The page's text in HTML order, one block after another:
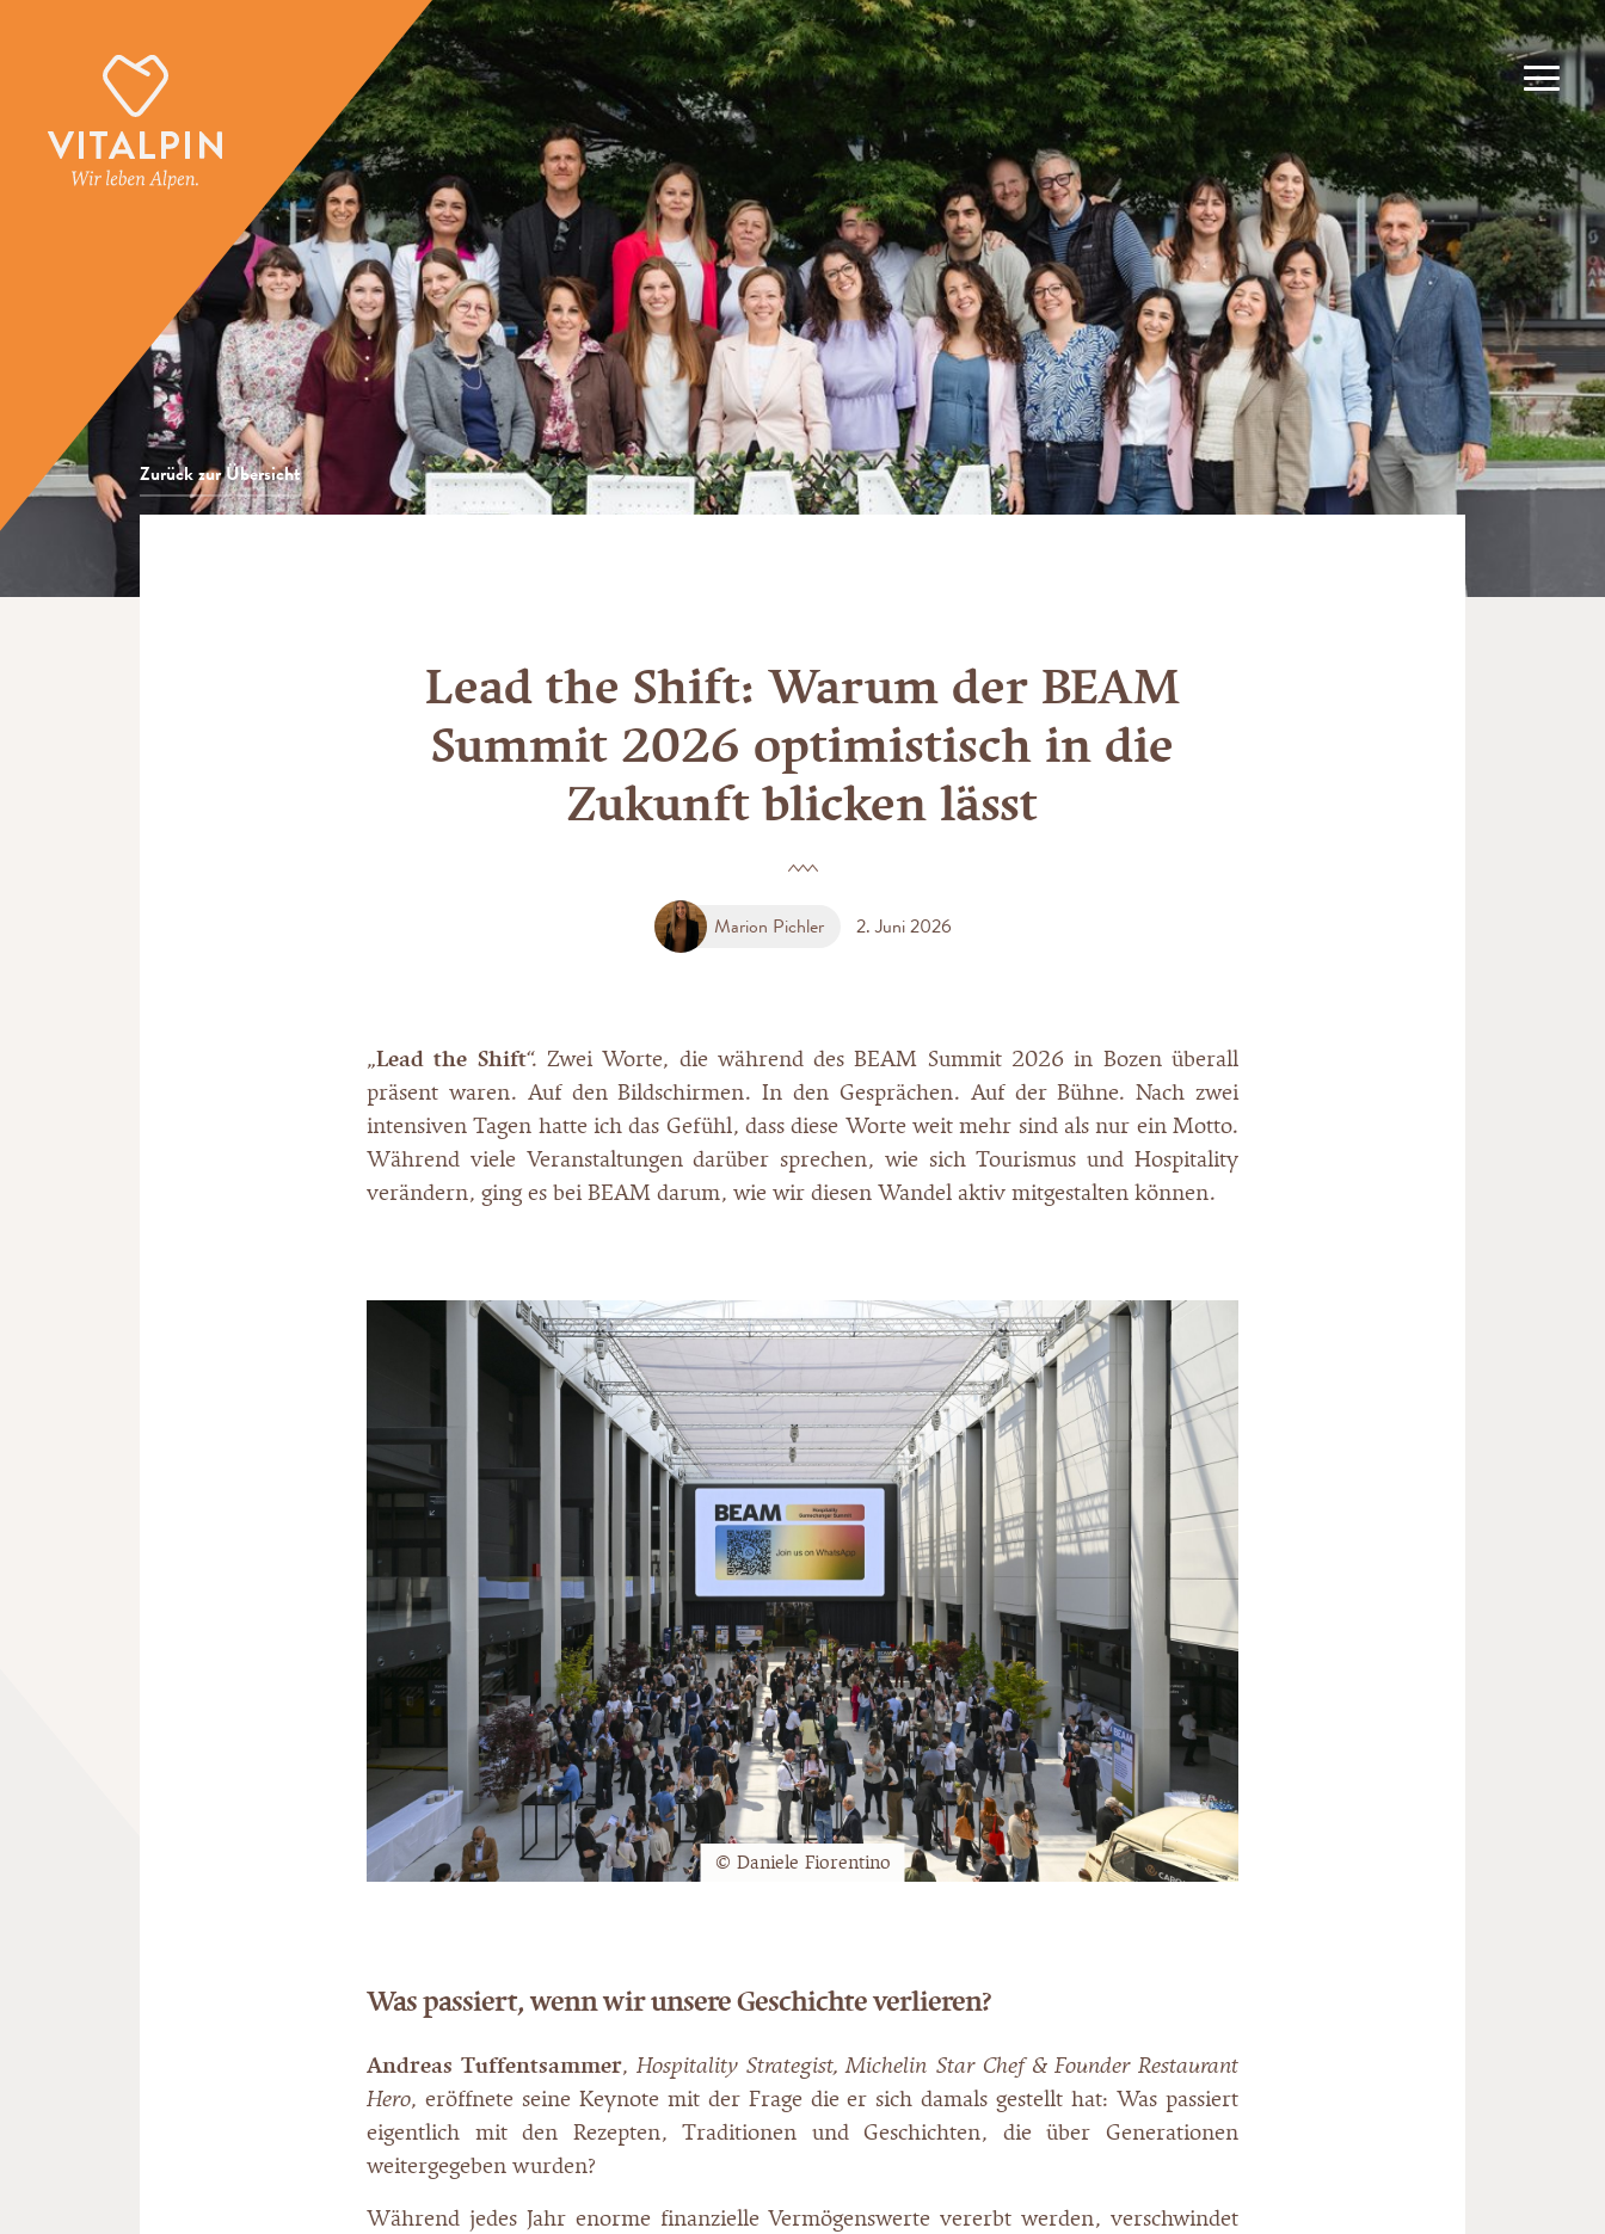
Zurück zur Übersicht
Lead the Shift: Warum der BEAM
Summit 2026 optimistisch in die
Zukunft blicken lässt
Marion Pichler 2. Juni 2026
„Lead the Shift“. Zwei Worte, die während des BEAM Summit 2026 in Bozen überall
präsent waren. Auf den Bildschirmen. In den Gesprächen. Auf der Bühne. Nach zwei
intensiven Tagen hatte ich das Gefühl, dass diese Worte weit mehr sind als nur ein Motto.
Während viele Veranstaltungen darüber sprechen, wie sich Tourismus und Hospitality
verändern, ging es bei BEAM darum, wie wir diesen Wandel aktiv mitgestalten können.
© Daniele Fiorentino
Was passiert, wenn wir unsere Geschichte verlieren?
Andreas Tuffentsammer,Hospitality Strategist, Michelin Star Chef & Founder Restaurant
Hero, eröffnete seine Keynote mit der Frage die er sich damals gestellt hat: Was passiert
eigentlich mit den Rezepten, Traditionen und Geschichten, die über Generationen
weitergegeben wurden?
Während jedes Jahr enorme finanzielle Vermögenswerte vererbt werden, verschwindet